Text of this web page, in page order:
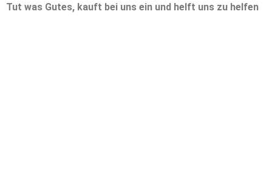
Tut was Gutes, kauft bei uns ein und helft uns zu helfen